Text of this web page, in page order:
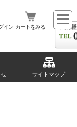
イン カートをみる
せ サイトマップ